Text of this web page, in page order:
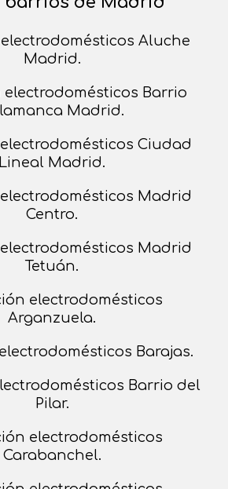
Aluche
Madrid.
electrodomésticos Barrio
Madrid.
Ciudad
Lineal Madrid.
Madrid
Centro.
Madrid
Tetuán.
electrodomésticos
Arganzuela.
Barajas.
Barrio del
Pilar.
electrodomésticos
Carabanchel.